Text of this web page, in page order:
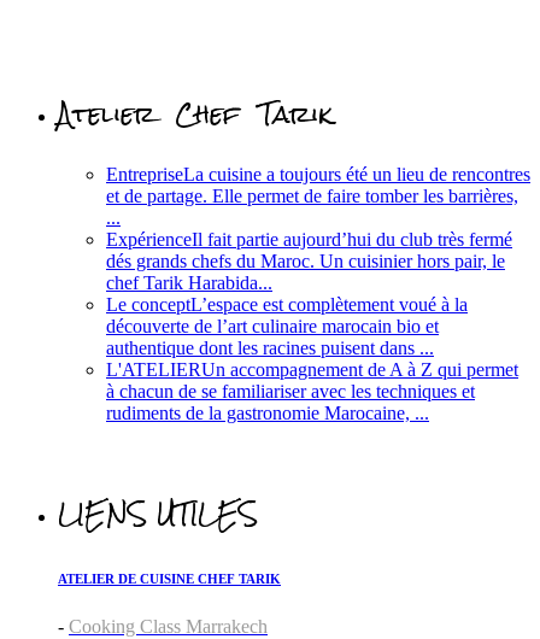
Atelier Chef Tarik
EntrepriseLa cuisine a toujours été un lieu de rencontres
et de partage. Elle permet de faire tomber les barrières,
...
ExpérienceIl fait partie aujourd’hui du club très fermé
dés grands chefs du Maroc. Un cuisinier hors pair, le
chef Tarik Harabida...
Le conceptL’espace est complètement voué à la
découverte de l’art culinaire marocain bio et
authentique dont les racines puisent dans ...
L'ATELIERUn accompagnement de A à Z qui permet
à chacun de se familiariser avec les techniques et
rudiments de la gastronomie Marocaine, ...
LIENS UTILES
ATELIER DE CUISINE CHEF TARIK
- Cooking Class Marrakech